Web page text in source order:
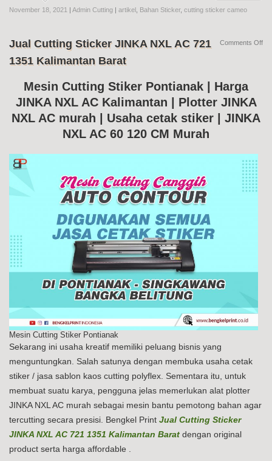
November 18, 2021 | Admin Cutting | artikel Bahan Sticker, cutting sticker cameo
Jual Cutting Sticker JINKA NXL AC 721
1351 Kalimantan Barat
Mesin Cutting Stiker Pontianak | Harga
JINKA NXL AC Kalimantan | Plotter JINKA
NXL AC murah | Usaha cetak stiker | JINKA
NXL AC 60 120 CM Murah
Mesin Cutting Stiker Pontianak
Sekarang ini usaha kreatif memiliki peluang bisnis yang
menguntungkan. Salah satunya dengan membuka usaha cetak
stiker / jasa sablon kaos cutting polyflex. Sementara itu, untuk
membuat suatu karya, pengguna jelas memerlukan alat plotter
JINKA NXL AC murah sebagai mesin bantu pemotong bahan agar
tercutting secara presisi. Bengkel Print Jual Cutting Sticker
JINKA NXL AC 721 1351 Kalimantan Barat dengan original
product serta harga affordable .
Comments Offon